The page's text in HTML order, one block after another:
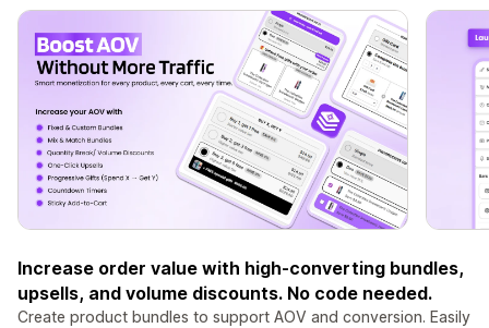
Increase order value with high-converting bundles,
upsells, and volume discounts. No code needed.
Create product bundles to support AOV and conversion. Easily